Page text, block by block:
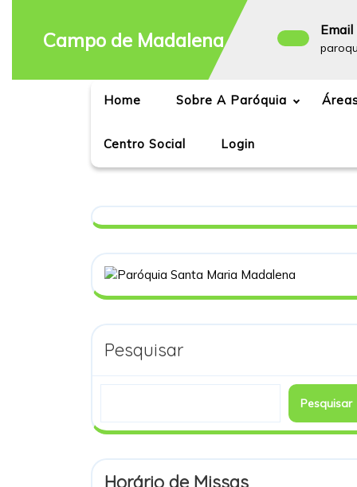
contentCampo de Madalena Email
Home Sobre A Paróquia
Centro Social Login
Pesquisar
Pesquisar
Horário de Missas